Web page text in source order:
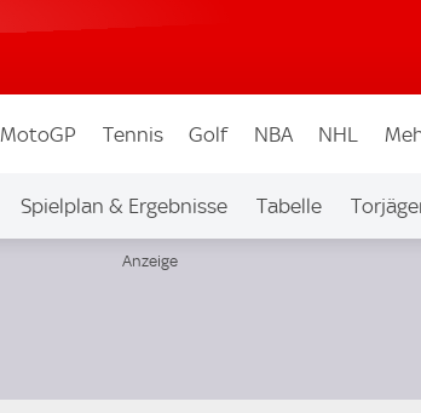
MotoGP Tennis Golf NBA NHL
Spielplan & Ergebnisse Tabelle